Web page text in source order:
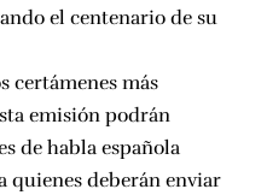
el centenario de su
certámenes más
emisión podrán
de habla española
quienes deberán enviar